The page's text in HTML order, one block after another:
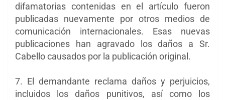
difamatorias contenidas en el artículo fueron
publicadas nuevamente por otros medios de
comunicación internacionales. Esas nuevas
publicaciones han agravado los daños a Sr.
Cabello causados ​​por la publicación original.
7. El demandante reclama daños y perjuicios,
incluidos los daños punitivos, así como los